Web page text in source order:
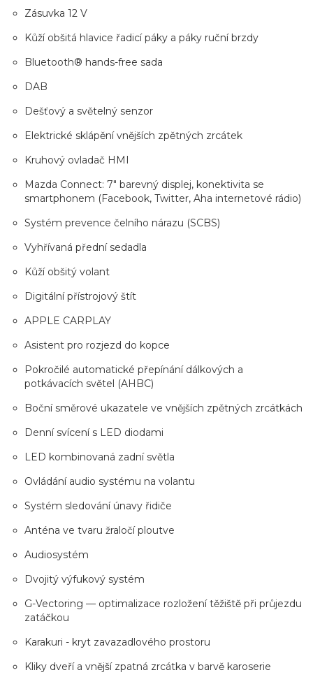
Zásuvka 12 V
Kůží obšitá hlavice řadicí páky a páky ruční brzdy
Bluetooth® hands-free sada
DAB
Dešťový a světelný senzor
Elektrické sklápění vnějších zpětných zrcátek
Kruhový ovladač HMI
Mazda Connect: 7" barevný displej, konektivita se
smartphonem (Facebook, Twitter, Aha internetové rádio)
Systém prevence čelního nárazu (SCBS)
Vyhřívaná přední sedadla
Kůží obšitý volant
Digitální přístrojový štít
APPLE CARPLAY
Asistent pro rozjezd do kopce
Pokročilé automatické přepínání dálkových a
potkávacích světel (AHBC)
Boční směrové ukazatele ve vnějších zpětných zrcátkách
Denní svícení s LED diodami
LED kombinovaná zadní světla
Ovládání audio systému na volantu
Systém sledování únavy řidiče
Anténa ve tvaru žraločí ploutve
Audiosystém
Dvojitý výfukový systém
G-Vectoring — optimalizace rozložení těžiště při průjezdu
zatáčkou
Karakuri - kryt zavazadlového prostoru
Kliky dveří a vnější zpatná zrcátka v barvě karoserie